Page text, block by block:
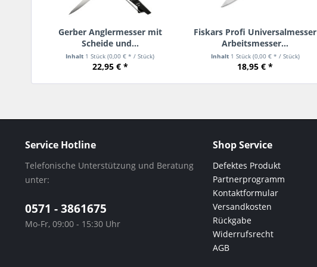
Gerber Anglermesser mit
Scheide und...
Inhalt 1 Stück(0,00 € * / Stück)
22,95 € *
Fiskars Profi Universalmesser
Arbeitsmesser...
Inhalt 1 Stück (0,00 € * / Stück)
18,95 € *
Service Hotline
Telefonische Unterstützung und Beratung
unter:
0571 - 3861675
Mo-Fr, 09:00 - 15:30 Uhr
Shop Service
Defektes Produkt
Partnerprogramm
Kontaktformular
Versandkosten
Rückgabe
Widerrufsrecht
AGB